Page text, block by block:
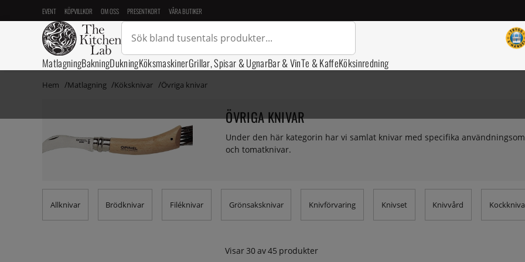
EVENT KÖPVILLKOR OM OSS PRESENTKORT VÅRA BUTIKER
MatlagningBakningDukningKöksmaskinerGrillar, Spisar & UgnarBar & VinTe & KaffeKöksinredning
Hem Matlagning Köksknivar Övriga knivar
ÖVRIGA KNIVAR
Under den här kategorin har vi samlat knivar med specifika
och tomatknivar.
Allknivar Brödknivar Filéknivar Grönsaksknivar Knivförvaring Knivset Knivvård
Visar 30av45 produkter